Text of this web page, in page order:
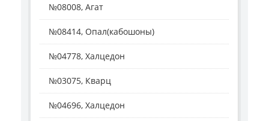
№08008, Агат
№08414, Опал(кабошоны)
№04778, Халцедон
№03075, Кварц
№04696, Халцедон